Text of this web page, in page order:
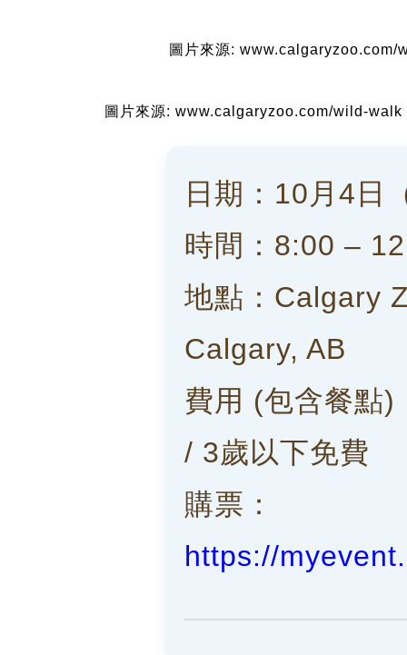
圖片來源: www.calgaryzoo.com/
圖片來源: www.calgaryzoo.com/wild-walk
日期：10月4日
時間：8:00 –
地點：Calgary
Calgary, AB
費用 (包含餐點
/ 3歲以下免費
購票：
https://